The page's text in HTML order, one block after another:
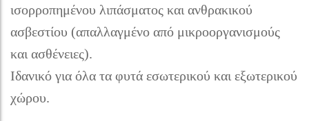
ισορροπημένου λιπάσματος και ανθρακικού
ασβεστίου (απαλλαγμένο από μικροοργανισμούς
και ασθένειες).
Ιδανικό για όλα τα φυτά εσωτερικού και εξωτερικού
χώρου.